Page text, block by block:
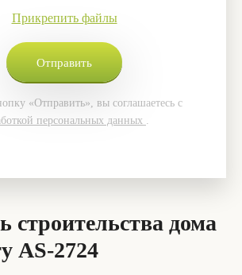
Прикрепить файлы
«Отправить», вы соглашаетесь с
персональных данных
строительства дома
AS-2724